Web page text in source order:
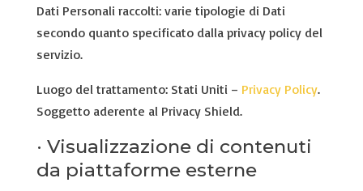
Dati Personali raccolti: varie tipologie di Dati
secondo quanto specificato dalla privacy policy del
servizio.
Luogo del trattamento: Stati Uniti – Privacy Policy.
Soggetto aderente al Privacy Shield.
· Visualizzazione di contenuti
da piattaforme esterne